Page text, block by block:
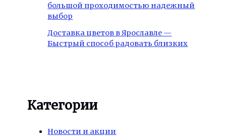
большой проходимостью надежный
выбор
Доставка цветов в Ярославле —
Быстрый способ радовать близких
Категории
Новости и акции